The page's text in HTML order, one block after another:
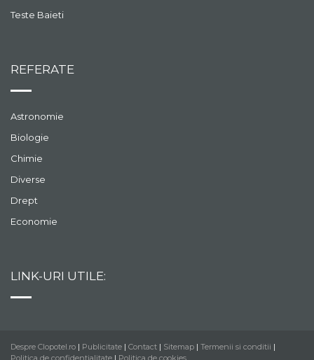
Teste Baieti
REFERATE
Astronomie
Biologie
Chimie
Diverse
Drept
Economie
LINK-URI UTILE:
Despre Clopotel.ro | Publicitate | Contact | Sitemap | Termenii si conditii |
Politica de confidentialitate | Politica de cookies